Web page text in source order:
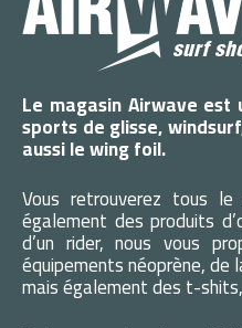
Le magasin Airwave est
sports de glisse,
aussi le wing foil.
Vous retrouverez tous
également des produits
d’un rider, nous vous
équipements néoprène, de
mais également des t-